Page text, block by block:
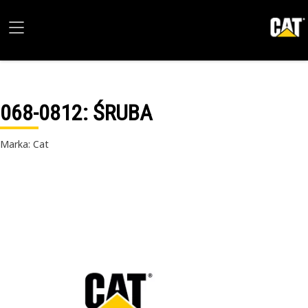
068-0812: ŚRUBA
Marka: Cat